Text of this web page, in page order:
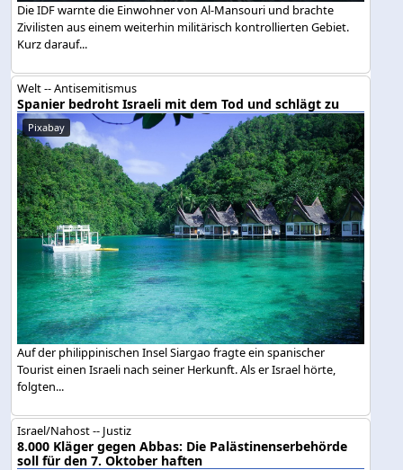
Die IDF warnte die Einwohner von Al-Mansouri und brachte
Zivilisten aus einem weiterhin militärisch kontrollierten Gebiet.
Kurz darauf...
Welt -- Antisemitismus
Spanier bedroht Israeli mit dem Tod und schlägt zu
Pixabay
Auf der philippinischen Insel Siargao fragte ein spanischer
Tourist einen Israeli nach seiner Herkunft. Als er Israel hörte,
folgten...
Israel/Nahost -- Justiz
8.000 Kläger gegen Abbas: Die Palästinenserbehörde
soll für den 7. Oktober haften